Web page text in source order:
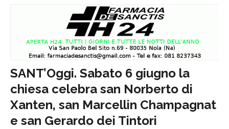
SANT’Oggi. Sabato 6 giugno la
chiesa celebra san Norberto di
Xanten, san Marcellin Champagnat
e san Gerardo dei Tintori